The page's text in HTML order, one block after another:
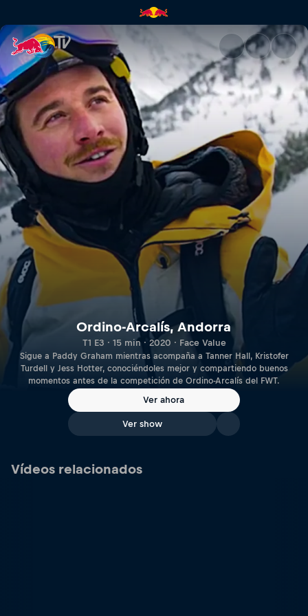
Ordino-Arcalís, Andorra | Red
Ordino-Arcalís, Andorra
T1 E3 · 15 min · 2020 · Face Value
Sigue a Paddy Graham mientras acompaña a Tanner Hall, Kristofer
Turdell y Jess Hotter, conociéndoles mejor y compartiendo buenos
momentos antes de la competición de Ordino-Arcalís del FWT.
Ver ahora
Ver show
Vídeos relacionados